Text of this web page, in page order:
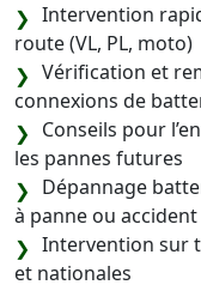
Intervention
route (VL, PL, moto)
Vérification et
connexions de
Conseils pour
les pannes futures
Dépannage
à panne ou accident
Intervention sur
et nationales